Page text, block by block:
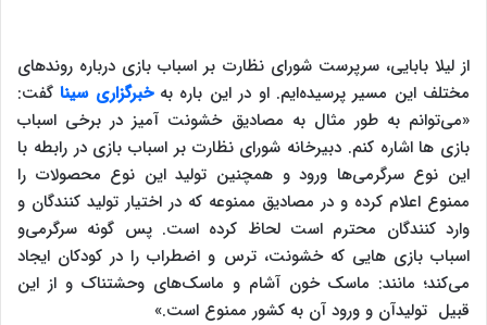
از لیلا بابایی، سرپرست شورای نظارت بر اسباب بازی درباره روندهای
مختلف این مسیر پرسیده‌ایم. او در این باره به خبرگزاری سینا گفت:
«می‌توانم به طور مثال به مصادیق خشونت آمیز در برخی اسباب
بازی ها اشاره کنم. دبیرخانه شورای نظارت بر اسباب بازی در رابطه با
این نوع سرگرمی‌ها ورود و همچنین تولید این نوع محصولات را
ممنوع اعلام کرده و در مصادیق ممنوعه که در اختیار تولید کنندگان و
وارد کنندگان محترم است لحاظ کرده است. پس گونه سرگرمی‌و
اسباب بازی هایی که خشونت، ترس و اضطراب را در کودکان ایجاد
می‌کند؛ مانند: ماسک خون آشام و ماسک‌های وحشتناک و از این
قبیل تولیدآن و ورود آن به کشور ممنوع است.»